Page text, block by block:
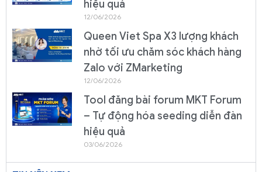
hiệu quả
12/06/2026
Queen Viet Spa X3 lượng khách
nhờ tối ưu chăm sóc khách hàng
Zalo với ZMarketing
12/06/2026
Tool đăng bài forum MKT Forum
– Tự động hóa seeding diễn đàn
hiệu quả
03/06/2026